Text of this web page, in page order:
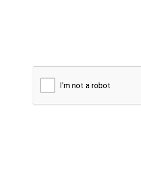
I'm not a robot